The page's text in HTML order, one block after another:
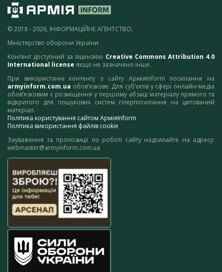
© 2018 - 2026, ІНФОРМАЦІЙНЕ АГЕНТСТВО,
Міністерство оборони України
Контент доступний за ліцензією Creative Commons Attribution 4.0
International license якщо не зазначено інше.
При використанні контенту з сайту АрміяInform посилання на
armyinform.com.ua обов’язкове. Для суб’єктів у сфері онлайн-медіа
обов’язковим є розміщення у першому абзаці матеріалу прямого та
відкритого для пошукових систем гіперпосилання на цитований
матеріал.
Політика користування сайтом АрміяInform
Політика використання файлів cookie
Зауваження та пропозиції по роботі сайту надсилайте на адресу:
webmaster@armyinform.com.ua